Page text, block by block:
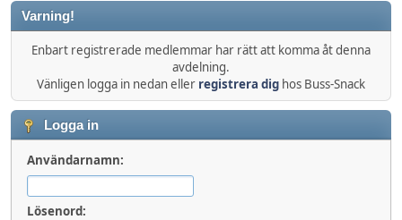
Varning!
Enbart registrerade medlemmar har rätt att komma åt denna
avdelning.
Vänligen logga in nedan eller registrera dig hos Buss-Snack
Logga in
Användarnamn:
Lösenord: